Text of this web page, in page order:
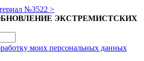
№3522 >
ЭКСТРЕМИСТСКИХ
моих персональных данных